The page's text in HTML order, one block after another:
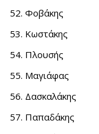
Φοβάκης
Κωστάκης 2
Πλουσής 2
Δασκαλάκης
Παπαδάκης